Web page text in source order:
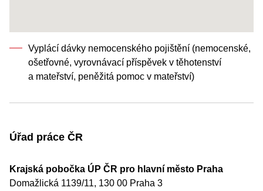
Vyplácí dávky nemocenského pojištění (nemocenské,
ošetřovné, vyrovnávací příspěvek v těhotenství
a mateřství, peněžitá pomoc v mateřství)
Úřad práce ČR
Krajská pobočka ÚP ČR pro hlavní město Praha
Domažlická 1139/11, 130 00 Praha 3